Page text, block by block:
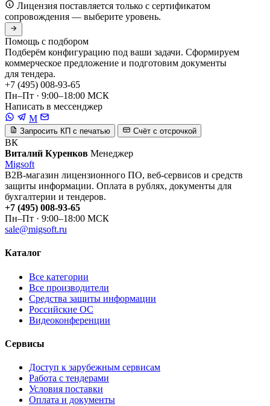
Лицензия поставляется только с сертификатом
сопровождения — выберите уровень.
Помощь с подбором
Подберём конфигурацию под ваши задачи. Сформируем
коммерческое предложение и подготовим документы
для тендера.
+7 (495) 008-93-65
Пн–Пт · 9:00–18:00 МСК
Написать в мессенджер
M
Запросить КП с печатью Счёт с отсрочкой
ВК
Виталий Куренков Менеджер
Migsoft
B2B-магазин лицензионного ПО, веб-сервисов и средств
защиты информации. Оплата в рублях, документы для
бухгалтерии и тендеров.
+7 (495) 008-93-65
Пн–Пт · 9:00–18:00 МСК
sale@migsoft.ru
Каталог
Все категории
Все производители
Средства защиты информации
Российские ОС
Видеоконференции
Сервисы
Доступ к зарубежным сервисам
Работа с тендерами
Условия поставки
Оплата и документы